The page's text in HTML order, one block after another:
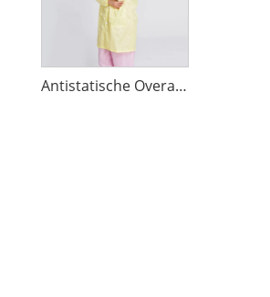
Antistatische Overalls reinigen Kleidung